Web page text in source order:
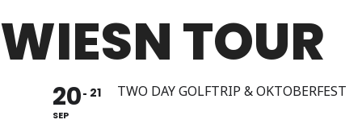
WIESN TOUR
20
SEP
21 TWO DAY GOLFTRIP & OKTOBERFEST